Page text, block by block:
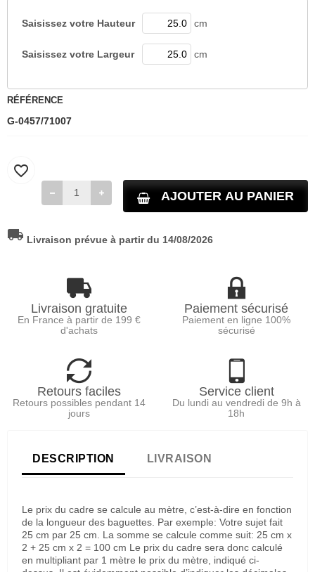
Saisissez votre Hauteur cm
Saisissez votre Largeur cm
RÉFÉRENCE
G-0457/71007
AJOUTER AU PANIER
favorite_border
local_shipping Livraison prévue à partir du 14/08/2026
Livraison gratuite
En France à partir de 199 €
d'achats
Paiement sécurisé
Paiement en ligne 100%
sécurisé
Retours faciles
Retours possibles pendant 14
jours
Service client
Du lundi au vendredi de 9h à
18h
DESCRIPTION LIVRAISON
Le prix du cadre se calcule au mètre, c’est-à-dire en fonction
de la longueur des baguettes. Par exemple: Votre sujet fait
25 cm par 25 cm. La somme se calcule comme suit: 25 cm x
2 + 25 cm x 2 = 100 cm Le prix du cadre sera donc calculé
en multipliant par 1 mètre le prix du mètre, indiqué ci-